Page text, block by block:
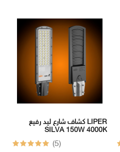
كشاف شارع ليد رفيع LIPER
SILVA 150W 4000K
(5)
FERMAX
FONIX
وصلات
سوبر
سونيك
سوبر
LUTECA
FERMAX
FONIX